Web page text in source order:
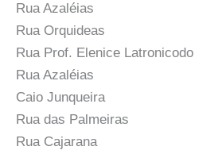
Rua Azaléias
Rua Orquideas
Rua Prof. Elenice Latronicodo
Rua Azaléias
Caio Junqueira
Rua das Palmeiras
Rua Cajarana